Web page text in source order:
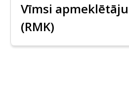
Vīmsi
(RMK)